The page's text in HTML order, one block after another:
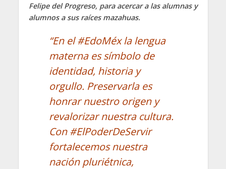
Felipe del Progreso, para acercar a las alumnas y
alumnos a sus raíces mazahuas.
“En el #EdoMéx la lengua
materna es símbolo de
identidad, historia y
orgullo. Preservarla es
honrar nuestro origen y
revalorizar nuestra cultura.
Con #ElPoderDeServir
fortalecemos nuestra
nación pluriétnica,